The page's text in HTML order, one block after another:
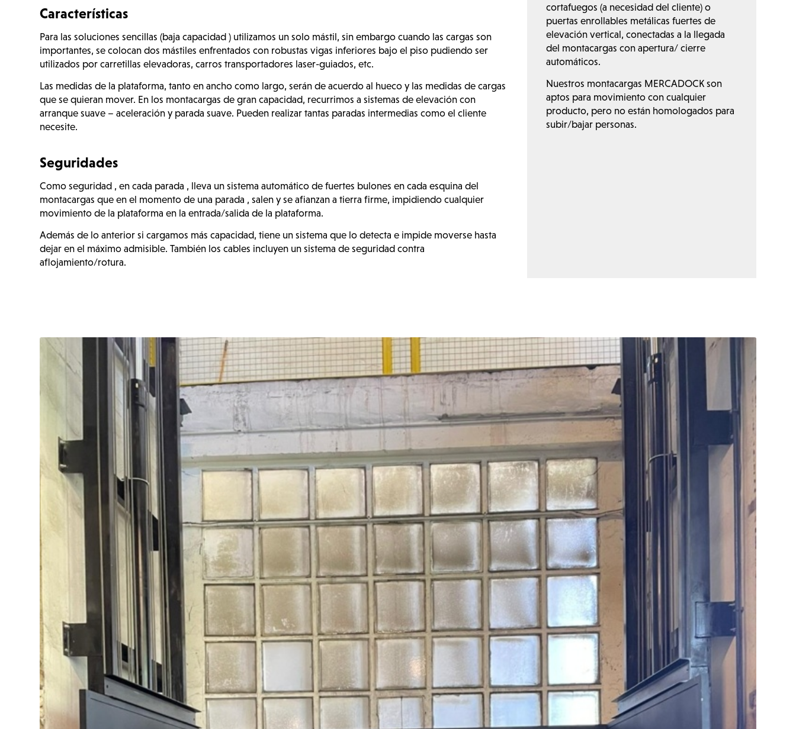
Características
Para las soluciones sencillas (baja capacidad ) utilizamos un solo mástil, sin embargo cuando las cargas son
importantes, se colocan dos mástiles enfrentados con robustas vigas inferiores bajo el piso pudiendo ser
utilizados por carretillas elevadoras, carros transportadores laser-guiados, etc.
Las medidas de la plataforma, tanto en ancho como largo, serán de acuerdo al hueco y las medidas de cargas
que se quieran mover. En los montacargas de gran capacidad, recurrimos a sistemas de elevación con
arranque suave – aceleración y parada suave. Pueden realizar tantas paradas intermedias como el cliente
necesite.
Seguridades
Como seguridad , en cada parada , lleva un sistema automático de fuertes bulones en cada esquina del
montacargas que en el momento de una parada , salen y se afianzan a tierra firme, impidiendo cualquier
movimiento de la plataforma en la entrada/salida de la plataforma.
Además de lo anterior si cargamos más capacidad, tiene un sistema que lo detecta e impide moverse hasta
dejar en el máximo admisible. También los cables incluyen un sistema de seguridad contra
aflojamiento/rotura.
cortafuegos (a necesidad del cliente) o
puertas enrollables metálicas fuertes de
elevación vertical, conectadas a la llegada
del montacargas con apertura/ cierre
automáticos.
Nuestros montacargas MERCADOCK son
aptos para movimiento con cualquier
producto, pero no están homologados para
subir/bajar personas.